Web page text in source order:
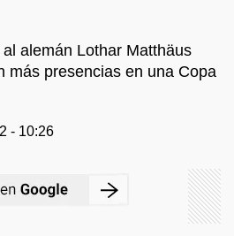
alemán Lothar Matthäus
más presencias en una Copa
- 10:26